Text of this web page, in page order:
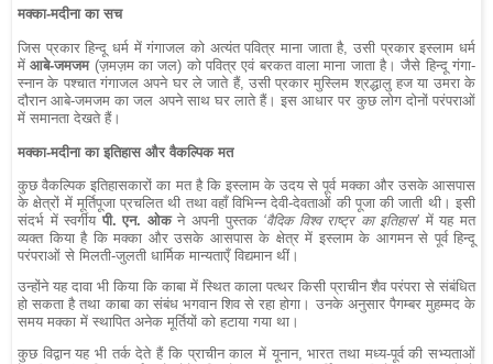
मक्का-मदीना का सच
जिस प्रकार हिन्दू धर्म में गंगाजल को अत्यंत पवित्र माना जाता है, उसी प्रकार इस्लाम धर्म
मेंआबे-जमजम(ज़मज़म का जल) को पवित्र एवं बरकत वाला माना जाता है। जैसे हिन्दू गंगा-
स्नान के पश्चात गंगाजल अपने घर ले जाते हैं, उसी प्रकार मुस्लिम श्रद्धालु हज या उमरा के
दौरान आबे-जमजम का जल अपने साथ घर लाते हैं। इस आधार पर कुछ लोग दोनों परंपराओं
में समानता देखते हैं।
मक्का-मदीना का इतिहास और वैकल्पिक मत
कुछ वैकल्पिक इतिहासकारों का मत है कि इस्लाम के उदय से पूर्व मक्का और उसके आसपास
के क्षेत्रों में मूर्तिपूजा प्रचलित थी तथा वहाँ विभिन्न देवी-देवताओं की पूजा की जाती थी। इसी
संदर्भ में स्वर्गीय पी. एन. ओकने अपनी पुस्तक ‘वैदिक विश्व राष्ट्र का इतिहास’ में यह मत
व्यक्त किया है कि मक्का और उसके आसपास के क्षेत्र में इस्लाम के आगमन से पूर्व हिन्दू
परंपराओं से मिलती-जुलती धार्मिक मान्यताएँ विद्यमान थीं।
उन्होंने यह दावा भी किया कि काबा में स्थित काला पत्थर किसी प्राचीन शैव परंपरा से संबंधित
हो सकता है तथा काबा का संबंध भगवान शिव से रहा होगा। उनके अनुसार पैगम्बर मुहम्मद के
समय मक्का में स्थापित अनेक मूर्तियों को हटाया गया था।
कुछ विद्वान यह भी तर्क देते हैं कि प्राचीन काल में यूनान, भारत तथा मध्य-पूर्व की सभ्यताओं